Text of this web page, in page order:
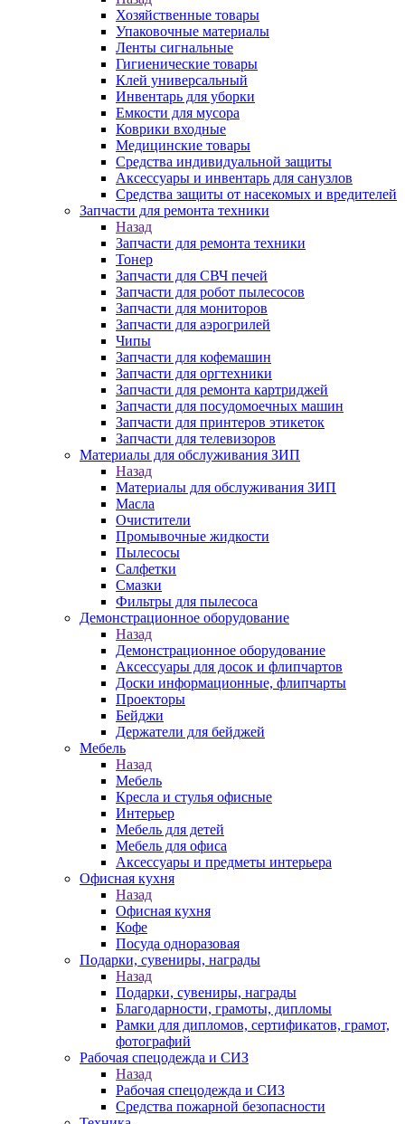
Хозяйственные товары
Упаковочные материалы
Ленты сигнальные
Гигиенические товары
Клей универсальный
Инвентарь для уборки
Емкости для мусора
Коврики входные
Медицинские товары
Средства индивидуальной защиты
Аксессуары и инвентарь для санузлов
Средства защиты от насекомых и вредителей
Запчасти для ремонта техники
Назад
Запчасти для ремонта техники
Тонер
Запчасти для СВЧ печей
Запчасти для робот пылесосов
Запчасти для мониторов
Запчасти для аэрогрилей
Чипы
Запчасти для кофемашин
Запчасти для оргтехники
Запчасти для ремонта картриджей
Запчасти для посудомоечных машин
Запчасти для принтеров этикеток
Запчасти для телевизоров
Материалы для обслуживания ЗИП
Назад
Материалы для обслуживания ЗИП
Масла
Очистители
Промывочные жидкости
Пылесосы
Салфетки
Смазки
Фильтры для пылесоса
Демонстрационное оборудование
Назад
Демонстрационное оборудование
Аксессуары для досок и флипчартов
Доски информационные, флипчарты
Проекторы
Бейджи
Держатели для бейджей
Мебель
Назад
Мебель
Кресла и стулья офисные
Интерьер
Мебель для детей
Мебель для офиса
Аксессуары и предметы интерьера
Офисная кухня
Назад
Офисная кухня
Кофе
Посуда одноразовая
Подарки, сувениры, награды
Назад
Подарки, сувениры, награды
Благодарности, грамоты, дипломы
Рамки для дипломов, сертификатов, грамот,
фотографий
Рабочая спецодежда и СИЗ
Назад
Рабочая спецодежда и СИЗ
Средства пожарной безопасности